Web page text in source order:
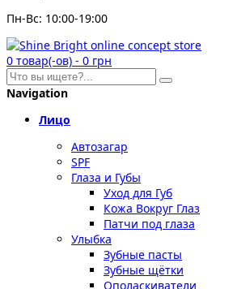
Пн-Вс: 10:00-19:00
0 товар(-ов) - 0 грн
Navigation
Лицо
Автозагар
SPF
Глаза и Губы
Уход для Губ
Кожа Вокруг Глаз
Патчи под глаза
Улыбка
Зубные пасты
Зубные щётки
Ополаскиватели